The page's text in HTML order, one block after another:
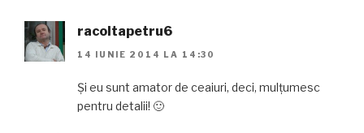
racoltapetru6
14 IUNIE 2014 LA 14:30
Și eu sunt amator de ceaiuri, deci, mulțumesc
pentru detalii! 🙂